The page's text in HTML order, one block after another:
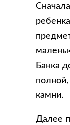
Банка
полной,
камни.
Далее